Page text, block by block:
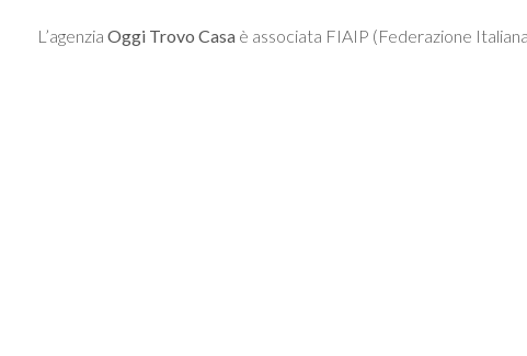
L’agenzia Oggi Trovo Casaè associata FIAIP (Federazione